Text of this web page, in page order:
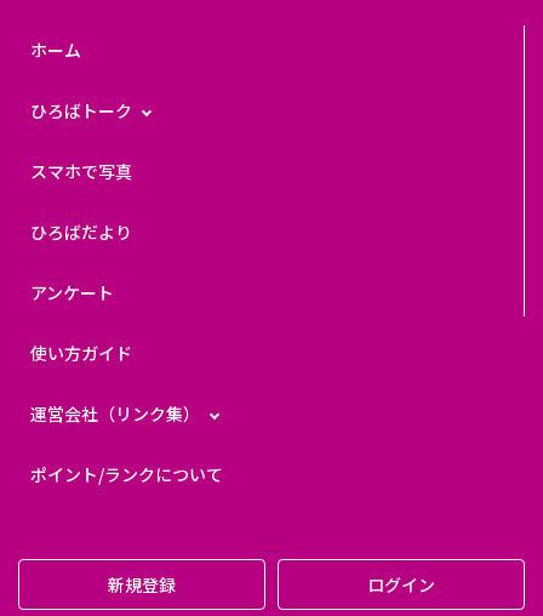
ホーム
ひろばトーク
スマホで写真
ひろばだより
アンケート
使い方ガイド
運営会社（リンク集）
ポイント/ランクについて
新規登録 ログイン